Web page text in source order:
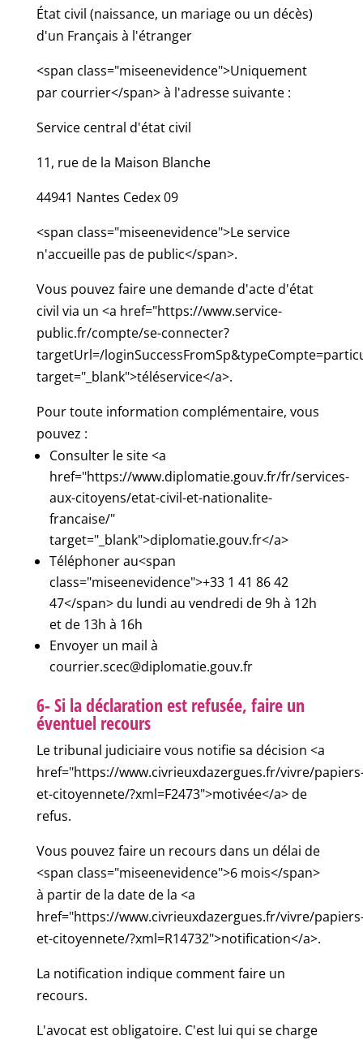
État civil (naissance, un mariage ou un décès)
d'un Français à l'étranger
<span class="miseenevidence">Uniquement
par courrier</span> à l'adresse suivante :
Service central d'état civil
11, rue de la Maison Blanche
44941 Nantes Cedex 09
<span class="miseenevidence">Le service
n'accueille pas de public</span>.
Vous pouvez faire une demande d'acte d'état
civil via un <a href="https://www.service-
public.fr/compte/se-connecter?
targetUrl=/
target="_blank">téléservice</a>.
Pour toute information complémentaire, vous
pouvez :
Consulter le site <a
href="https://www.diplomatie.gouv.fr/fr/services-
aux-citoyens/etat-civil-et-nationalite-
francaise/"
target="_blank">diplomatie.gouv.fr</a>
Téléphoner au<span
class="miseenevidence">+33 1 41 86 42
47</span> du lundi au vendredi de 9h à 12h
et de 13h à 16h
Envoyer un mail à
courrier.scec@diplomatie.gouv.fr
6- Si la déclaration est refusée, faire un
éventuel recours
Le tribunal judiciaire vous notifie sa décision <a
href="https://www.civrieuxdazergues.fr/vivre/
et-citoyennete/?xml=F2473">motivée</a> de
refus.
Vous pouvez faire un recours dans un délai de
<span class="miseenevidence">6 mois</span>
à partir de la date de la <a
href="https://www.civrieuxdazergues.fr/vivre/
et-citoyennete/?xml=R14732">notification</a>.
La notification indique comment faire un
recours.
L'avocat est obligatoire. C'est lui qui se charge